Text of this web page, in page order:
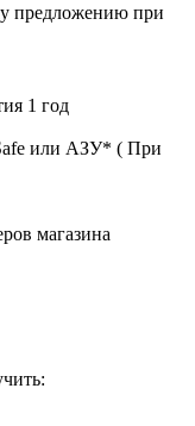
предложению при
1 год
или AЗУ* ( При
магазина